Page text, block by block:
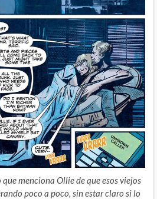
menciona Ollie de que esos viejos
poco a poco, sin estar claro si lo